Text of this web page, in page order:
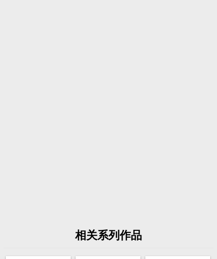
相关系列作品